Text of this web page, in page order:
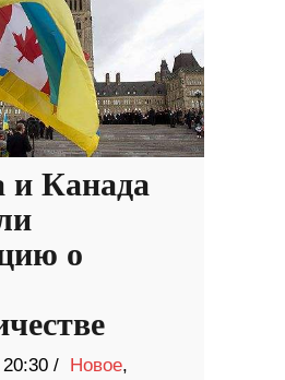
и Канада
о
20:30 / Новое,